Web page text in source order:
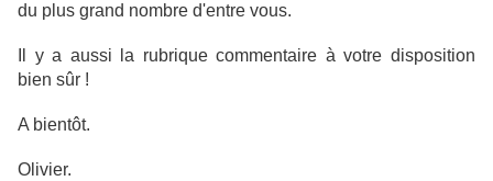
du plus grand nombre d'entre vous.
Il y a aussi la rubrique commentaire à votre disposition
bien sûr !
A bientôt.
Olivier.